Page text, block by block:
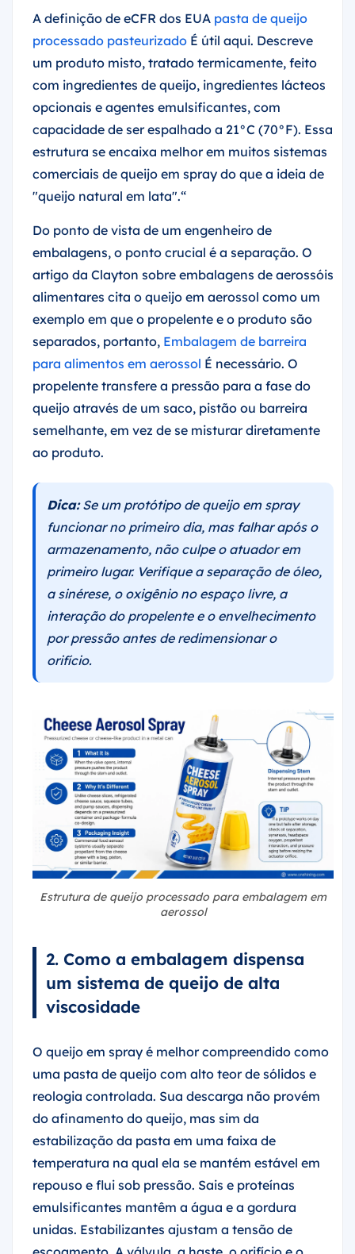
A definição de eCFR dos EUA pasta de queijo
processado pasteurizado É útil aqui. Descreve
um produto misto, tratado termicamente, feito
com ingredientes de queijo, ingredientes lácteos
opcionais e agentes emulsificantes, com
capacidade de ser espalhado a 21°C (70°F). Essa
estrutura se encaixa melhor em muitos sistemas
comerciais de queijo em spray do que a ideia de
"queijo natural em lata".“
Do ponto de vista de um engenheiro de
embalagens, o ponto crucial é a separação. O
artigo da Clayton sobre embalagens de aerossóis
alimentares cita o queijo em aerossol como um
exemplo em que o propelente e o produto são
separados, portanto, Embalagem de barreira
para alimentos em aerossol É necessário. O
propelente transfere a pressão para a fase do
queijo através de um saco, pistão ou barreira
semelhante, em vez de se misturar diretamente
ao produto.
Dica:Se um protótipo de queijo em spray
funcionar no primeiro dia, mas falhar após o
armazenamento, não culpe o atuador em
primeiro lugar. Verifique a separação de óleo,
a sinérese, o oxigênio no espaço livre, a
interação do propelente e o envelhecimento
por pressão antes de redimensionar o
orifício.
Estrutura de queijo processado para embalagem em
aerossol
2. Como a embalagem dispensa
um sistema de queijo de alta
viscosidade
O queijo em spray é melhor compreendido como
uma pasta de queijo com alto teor de sólidos e
reologia controlada. Sua descarga não provém
do afinamento do queijo, mas sim da
estabilização da pasta em uma faixa de
temperatura na qual ela se mantém estável em
repouso e flui sob pressão. Sais e proteínas
emulsificantes mantêm a água e a gordura
unidas. Estabilizantes ajustam a tensão de